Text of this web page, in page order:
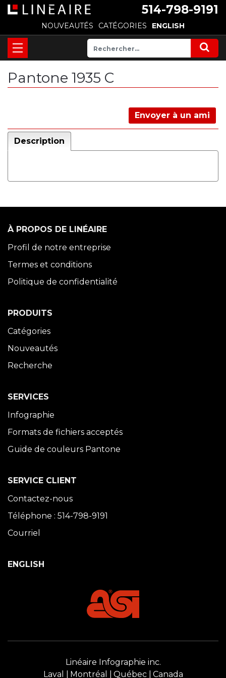
514-798-9191
NOUVEAUTÉS CATÉGORIES ENGLISH
Pantone 1935 C
Envoyer à un ami
Description
À PROPOS DE LINÉAIRE
Profil de notre entreprise
Termes et conditions
Politique de confidentialité
PRODUITS
Catégories
Nouveautés
Recherche
SERVICES
Infographie
Formats de fichiers acceptés
Guide de couleurs Pantone
SERVICE CLIENT
Contactez-nous
Téléphone : 514-798-9191
Courriel
ENGLISH
Linéaire Infographie inc.
Laval
Montréal Québec Canada